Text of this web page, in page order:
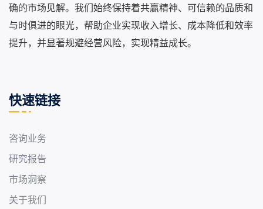
确的市场见解。我们始终保持着共赢精神、可信赖的品质和
与时俱进的眼光，帮助企业实现收入增长、成本降低和效率
提升，并显著规避经营风险，实现精益成长。
快速链接
咨询业务
研究报告
市场洞察
关于我们